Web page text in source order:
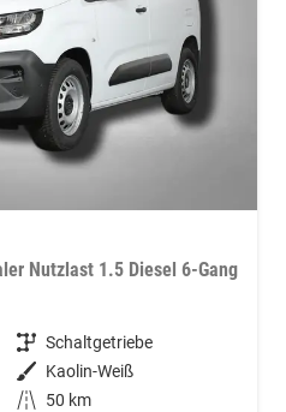
Nutzlast 1.5 Diesel 6-Gang
Getriebe Schaltgetriebe
Außenfarbe Kaolin-Weiß
Kilometerstand 50 km